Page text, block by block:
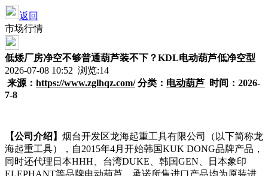
返回
市场行情
低矮厂房净空不够普通葫芦装不下？KDL电动葫芦低净空型
2026-07-08 10:52 浏览:14
来源： https://www.zglhqz.com/分类： 电动葫芦 时间：2026-
7-8
【公司介绍】 烟台开发区龙海起重工具有限公司（以下简称龙
海起重工具），自2015年4月开始韩国KUK DONG品牌产品，
同时还代理日本HHH、台湾DUKE、韩国GEN、日本象印
ELEPHANT等品牌电动葫芦，承诺所售进口产品均为原装进